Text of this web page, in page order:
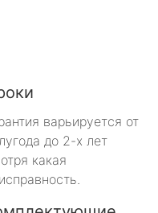
варьируется от
до 2-х лет
какая